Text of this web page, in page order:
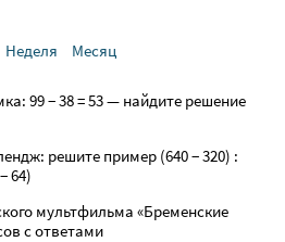
Неделя Месяц
99 − 38 = 53 — найдите решение
решите пример (640 − 320) :
64)
мультфильма «Бременские
с ответами